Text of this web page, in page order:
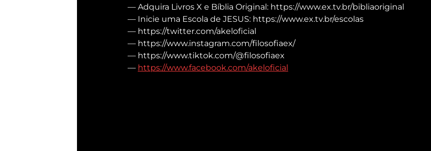
— Adquira Livros X e Bíblia Original: https://www.ex.tv.br/bibliaoriginal
— Inicie uma Escola de JESUS: https://www.ex.tv.br/escolas
— https://twitter.com/akeloficial
— https://www.instagram.com/filosofiaex/
— https://www.tiktok.com/@filosofiaex
— https://www.facebook.com/akeloficial